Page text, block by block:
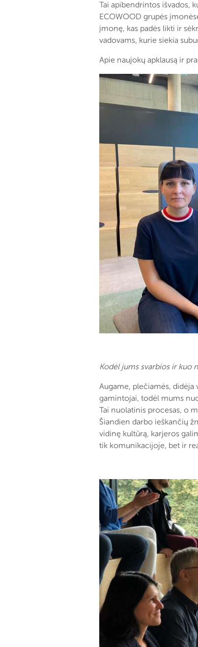
Tai apibendrintos išvados,
ECOWOOD grupės
įmonę, kas padės likti ir
vadovams, kurie siekia
Apie naujokų apklausą ir
Kodėl jums svarbios ir kuo
Augame, plečiamės,
gamintojai, todėl mums
Tai nuolatinis procesas, o
Šiandien darbo ieškančių
vidinę kultūrą, karjeros
tik komunikacijoje, bet ir